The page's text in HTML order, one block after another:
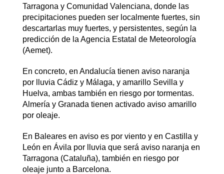
Tarragona y Comunidad Valenciana, donde las
precipitaciones pueden ser localmente fuertes, sin
descartarlas muy fuertes, y persistentes, según la
predicción de la Agencia Estatal de Meteorología
(Aemet).
En concreto, en Andalucía tienen aviso naranja
por lluvia Cádiz y Málaga, y amarillo Sevilla y
Huelva, ambas también en riesgo por tormentas.
Almería y Granada tienen activado aviso amarillo
por oleaje.
En Baleares en aviso es por viento y en Castilla y
León en Ávila por lluvia que será aviso naranja en
Tarragona (Cataluña), también en riesgo por
oleaje junto a Barcelona.